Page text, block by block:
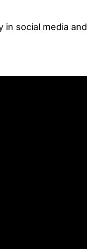
social media